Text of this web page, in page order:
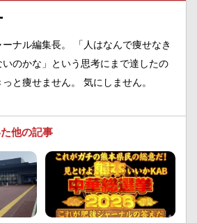
ナル編集長。 「人はなんで痩せなき
いのかな」という思考にまで達したの
と痩せません。 気にしません。
他の記事